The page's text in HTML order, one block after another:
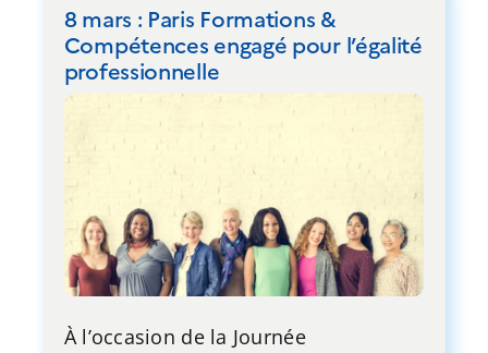
8 mars : Paris Formations &
Compétences engagé pour l’égalité
professionnelle
À l’occasion de la Journée